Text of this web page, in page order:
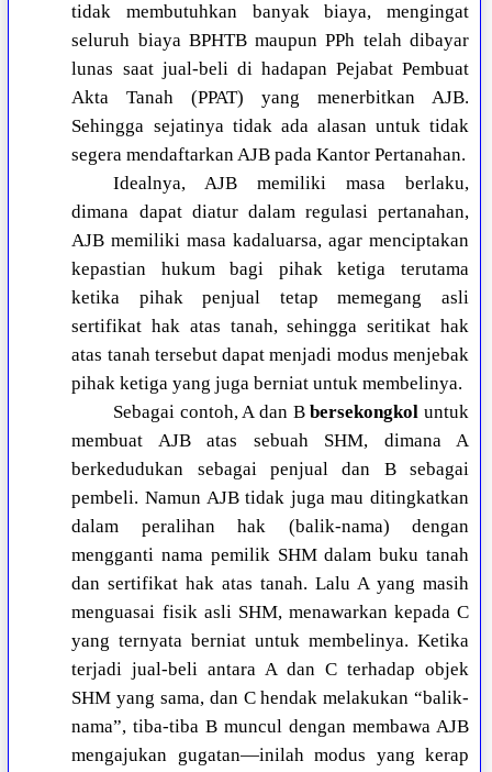
tidak membutuhkan banyak biaya, mengingat
seluruh biaya BPHTB maupun PPh telah dibayar
lunas saat jual-beli di hadapan Pejabat Pembuat
Akta Tanah (PPAT) yang menerbitkan AJB.
Sehingga sejatinya tidak ada alasan untuk tidak
segera mendaftarkan AJB pada Kantor Pertanahan.
Idealnya, AJB memiliki masa berlaku,
dimana dapat diatur dalam regulasi pertanahan,
AJB memiliki masa kadaluarsa, agar menciptakan
kepastian hukum bagi pihak ketiga terutama
ketika pihak penjual tetap memegang asli
sertifikat hak atas tanah, sehingga seritikat hak
atas tanah tersebut dapat menjadi modus menjebak
pihak ketiga yang juga berniat untuk membelinya.
Sebagai contoh, A dan Bbersekongkol untuk
membuat AJB atas sebuah SHM, dimana A
berkedudukan sebagai penjual dan B sebagai
pembeli. Namun AJB tidak juga mau ditingkatkan
dalam peralihan hak (balik-nama) dengan
mengganti nama pemilik SHM dalam buku tanah
dan sertifikat hak atas tanah. Lalu A yang masih
menguasai fisik asli SHM, menawarkan kepada C
yang ternyata berniat untuk membelinya. Ketika
terjadi jual-beli antara A dan C terhadap objek
SHM yang sama, dan C hendak melakukan “balik-
nama”, tiba-tiba B muncul dengan membawa AJB
mengajukan gugatan—inilah modus yang kerap